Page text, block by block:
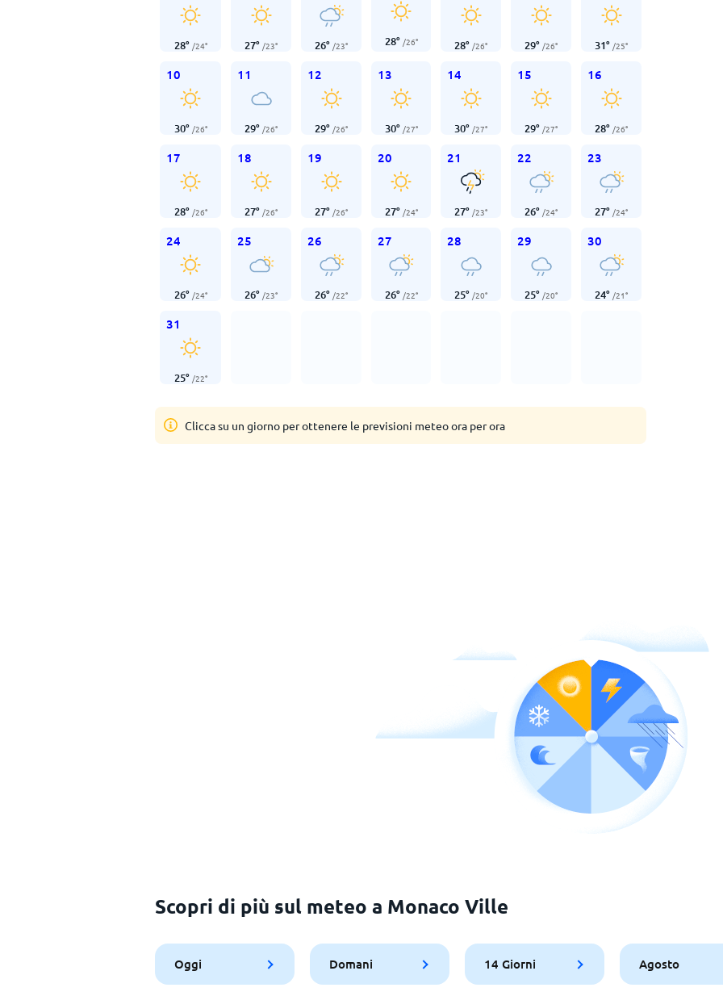
28° /24° 27° /23° 26° /23° 28° /26° 28° /26° 29° /26° 31° /25°
10
30° /26°
11
29° /26°
12
29° /26°
13
30° /27°
14
30° /27°
15
29° /27°
16
28° /26°
17
28° /26°
18
27° /26°
19
27° /26°
20
27° /24°
21
27° /23°
22
26° /24°
23
27° /24°
24
26° /24°
25
26° /23°
26
26° /22°
27
26° /22°
28
25° /20°
29
25° /20°
30
24° /21°
31
25° /22°
Clicca su un giorno per ottenere le previsioni meteo ora per ora
Scopri di più sul meteo a Monaco Ville
Oggi Domani 14 Giorni Agosto